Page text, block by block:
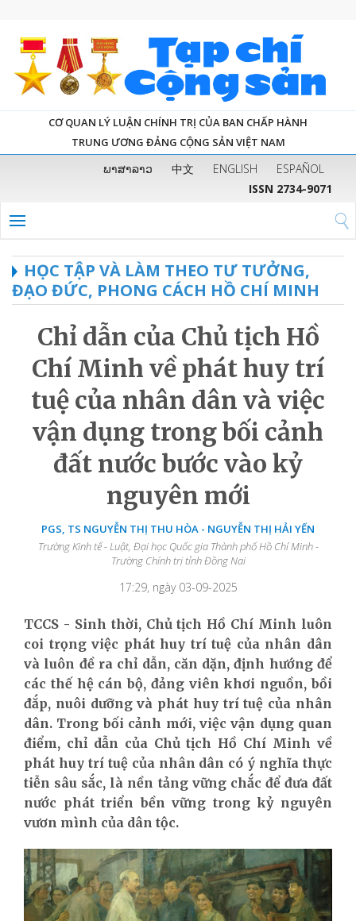
CƠ QUAN LÝ LUẬN CHÍNH TRỊ CỦA BAN CHẤP HÀNH
TRUNG ƯƠNG ĐẢNG CỘNG SẢN VIỆT NAM
ພາສາລາວ 中文 ENGLISH
ESPAÑOL
ISSN 2734-9071
HỌC TẬP VÀ LÀM THEO TƯ TƯỞNG,
ĐẠO ĐỨC, PHONG CÁCH HỒ CHÍ MINH
Chỉ dẫn của Chủ tịch Hồ
Chí Minh về phát huy trí
tuệ của nhân dân và việc
vận dụng trong bối cảnh
đất nước bước vào kỷ
nguyên mới
PGS, TS NGUYỄN THỊ THU HÒA - NGUYỄN THỊ HẢI YẾN
Trường Kinh tế - Luật, Đại học Quốc gia Thành phố Hồ Chí Minh -
Trường Chính trị tỉnh Đồng Nai
17:29, ngày 03-09-2025
TCCS - Sinh thời, Chủ tịch Hồ Chí Minh luôn
coi trọng việc phát huy trí tuệ của nhân dân
và luôn đề ra chỉ dẫn, căn dặn, định hướng để
các thế hệ cán bộ, đảng viên khơi nguồn, bồi
đắp, nuôi dưỡng và phát huy trí tuệ của nhân
dân. Trong bối cảnh mới, việc vận dụng quan
điểm, chỉ dẫn của Chủ tịch Hồ Chí Minh về
phát huy trí tuệ của nhân dân có ý nghĩa thực
tiễn sâu sắc, là nền tảng vững chắc để đưa đất
nước phát triển bền vững trong kỷ nguyên
vươn mình của dân tộc.